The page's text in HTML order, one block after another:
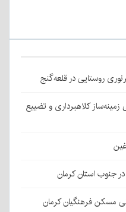
کلاهبرداری و تضییع
جنوب استان کرمان
مسکن فرهنگیان کرمان